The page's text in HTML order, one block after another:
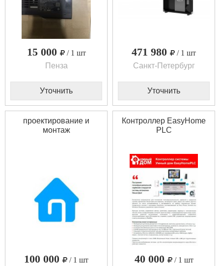
15 000
/ 1 шт
Пенза
Уточнить
471 980
/ 1 шт
Санкт-Петербург
Уточнить
проектирование и
монтаж
100 000
/ 1 шт
Контроллер EasyHome
PLС
40 000
/ 1 шт